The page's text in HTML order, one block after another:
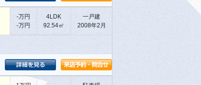
-万円
-万円
4LDK
92.54㎡
一戸建
2008年2月